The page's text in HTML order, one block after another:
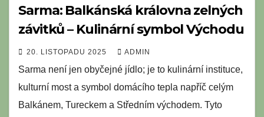
Sarma: Balkánská královna zelných
závitků – Kulinární symbol Východu
20. LISTOPADU 2025 ADMIN
Sarma není jen obyčejné jídlo; je to kulinární instituce,
kulturní most a symbol domácího tepla napříč celým
Balkánem, Tureckem a Středním východem. Tyto